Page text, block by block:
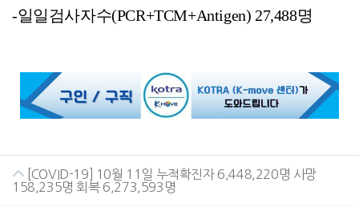
-일일검사자수(PCR+TCM+Antigen) 27,488명
[COVID-19] 10월 11일 누적확진자 6,448,220명 사망
158,235명 회복 6,273,593명